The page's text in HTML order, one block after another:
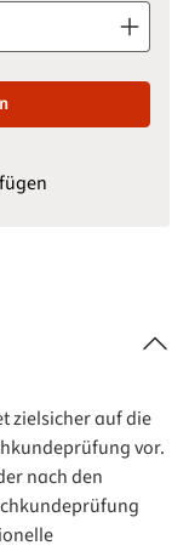
ein oder
zielsicher auf die
vor.
nach den